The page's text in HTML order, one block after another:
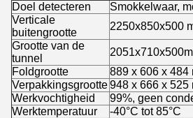
Doel detecteren
Smokkelwaar,
Verticale
buitengrootte
2250x850x500
Grootte van de
tunnel
Foldgrootte
889 x 606 x 484
Verpakkingsgrootte948 x 666 x 525
Werkvochtigheid
99%, geen
Werktemperatuur
-40°C tot 85°C